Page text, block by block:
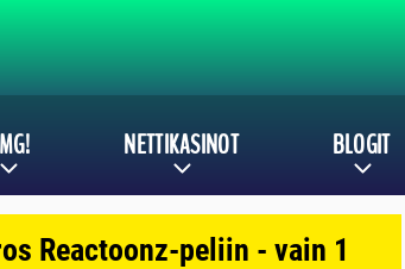
NETTIKASINOT BLOGIT
Reactoonz-peliin - vain 1